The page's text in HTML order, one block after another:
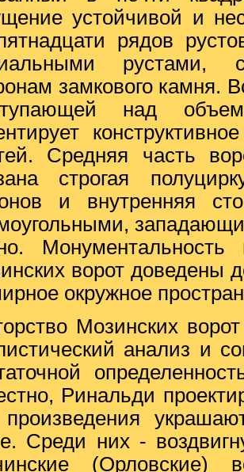
устойчивой и
рядов
рустами,
замкового камня.
над
Средняя часть
строгая
и внутренняя
ворот доведены
окружное
Мозинских
анализ и
Ринальди
произведения
Среди них -
(Орловские)